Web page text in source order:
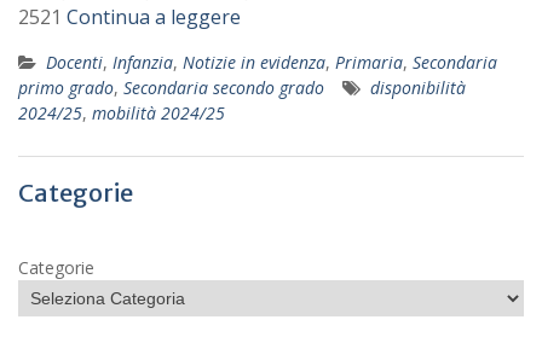
2521 Continua a leggere
Docenti, Infanzia, Notizie in evidenza, Primaria, Secondaria
primo grado, Secondaria secondo grado
disponibilità
2024/25, mobilità 2024/25
Categorie
Categorie